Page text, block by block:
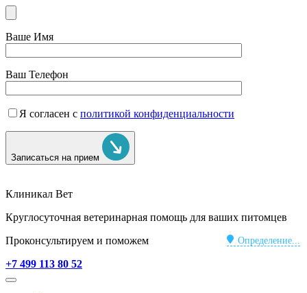
Ваше Имя
Ваш Телефон
Я согласен с политикой конфиденциальности
Записаться на прием
Клиникал Вет
Круглосуточная ветеринарная помощь для ваших питомцев
Определение...
Проконсультируем и поможем
+7 499 113 80 52